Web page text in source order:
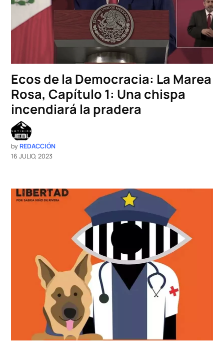
Ecos de la Democracia: La Marea
Rosa, Capítulo 1: Una chispa
incendiará la pradera
by REDACCIÓN
16 JULIO, 2023